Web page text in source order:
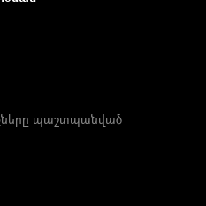
պաշտպանված